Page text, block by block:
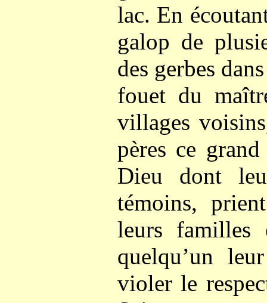
lac. En
galop de
des gerbes
fouet du
villages
pères ce
Dieu dont
témoins,
leurs familles
quelqu’un
violer le